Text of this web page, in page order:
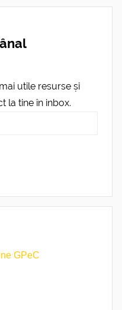
utile resurse și
la tine în inbox.
GPeC